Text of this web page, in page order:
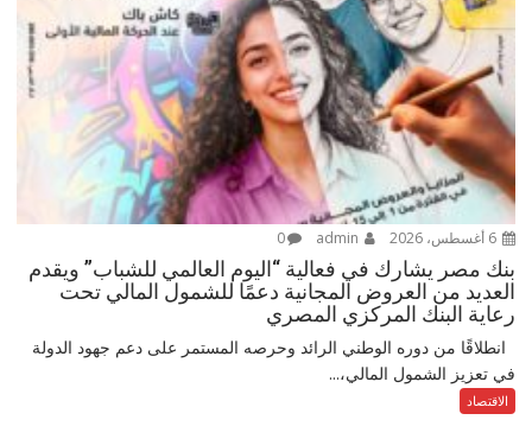
6 أغسطس، 2026 0
بنك مصر يشارك في فعالية “اليوم العالمي للشباب” ويقدم
العديد من العروض المجانية دعمًا للشمول المالي تحت
رعاية البنك المركزي المصري
انطلاقًا من دوره الوطني الرائد وحرصه المستمر على دعم جهود الدولة
في تعزيز الشمول المالي،...
الاقتصاد